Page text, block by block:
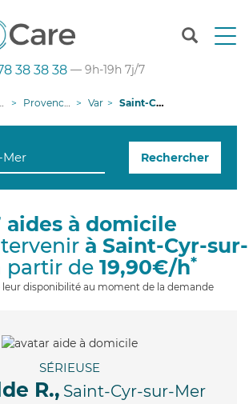
T
n
g
i
38 38 38 — 9h-19h 7j/7
Provence-Alpes-Côte d'Azur Var Saint-Cyr-sur-Mer
Rechercher
aides à domicile
à Saint-Cyr-sur-
de 19,90€/h*
leur disponibilité au moment de la demande
SÉRIEUSE
R., Saint-Cyr-sur-Mer